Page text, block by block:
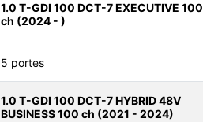
1.0 T-GDI 100 DCT-7 EXECUTIVE 100
ch (2024 - )
5 portes
1.0 T-GDI 100 DCT-7 HYBRID 48V
BUSINESS 100 ch (2021 - 2024)